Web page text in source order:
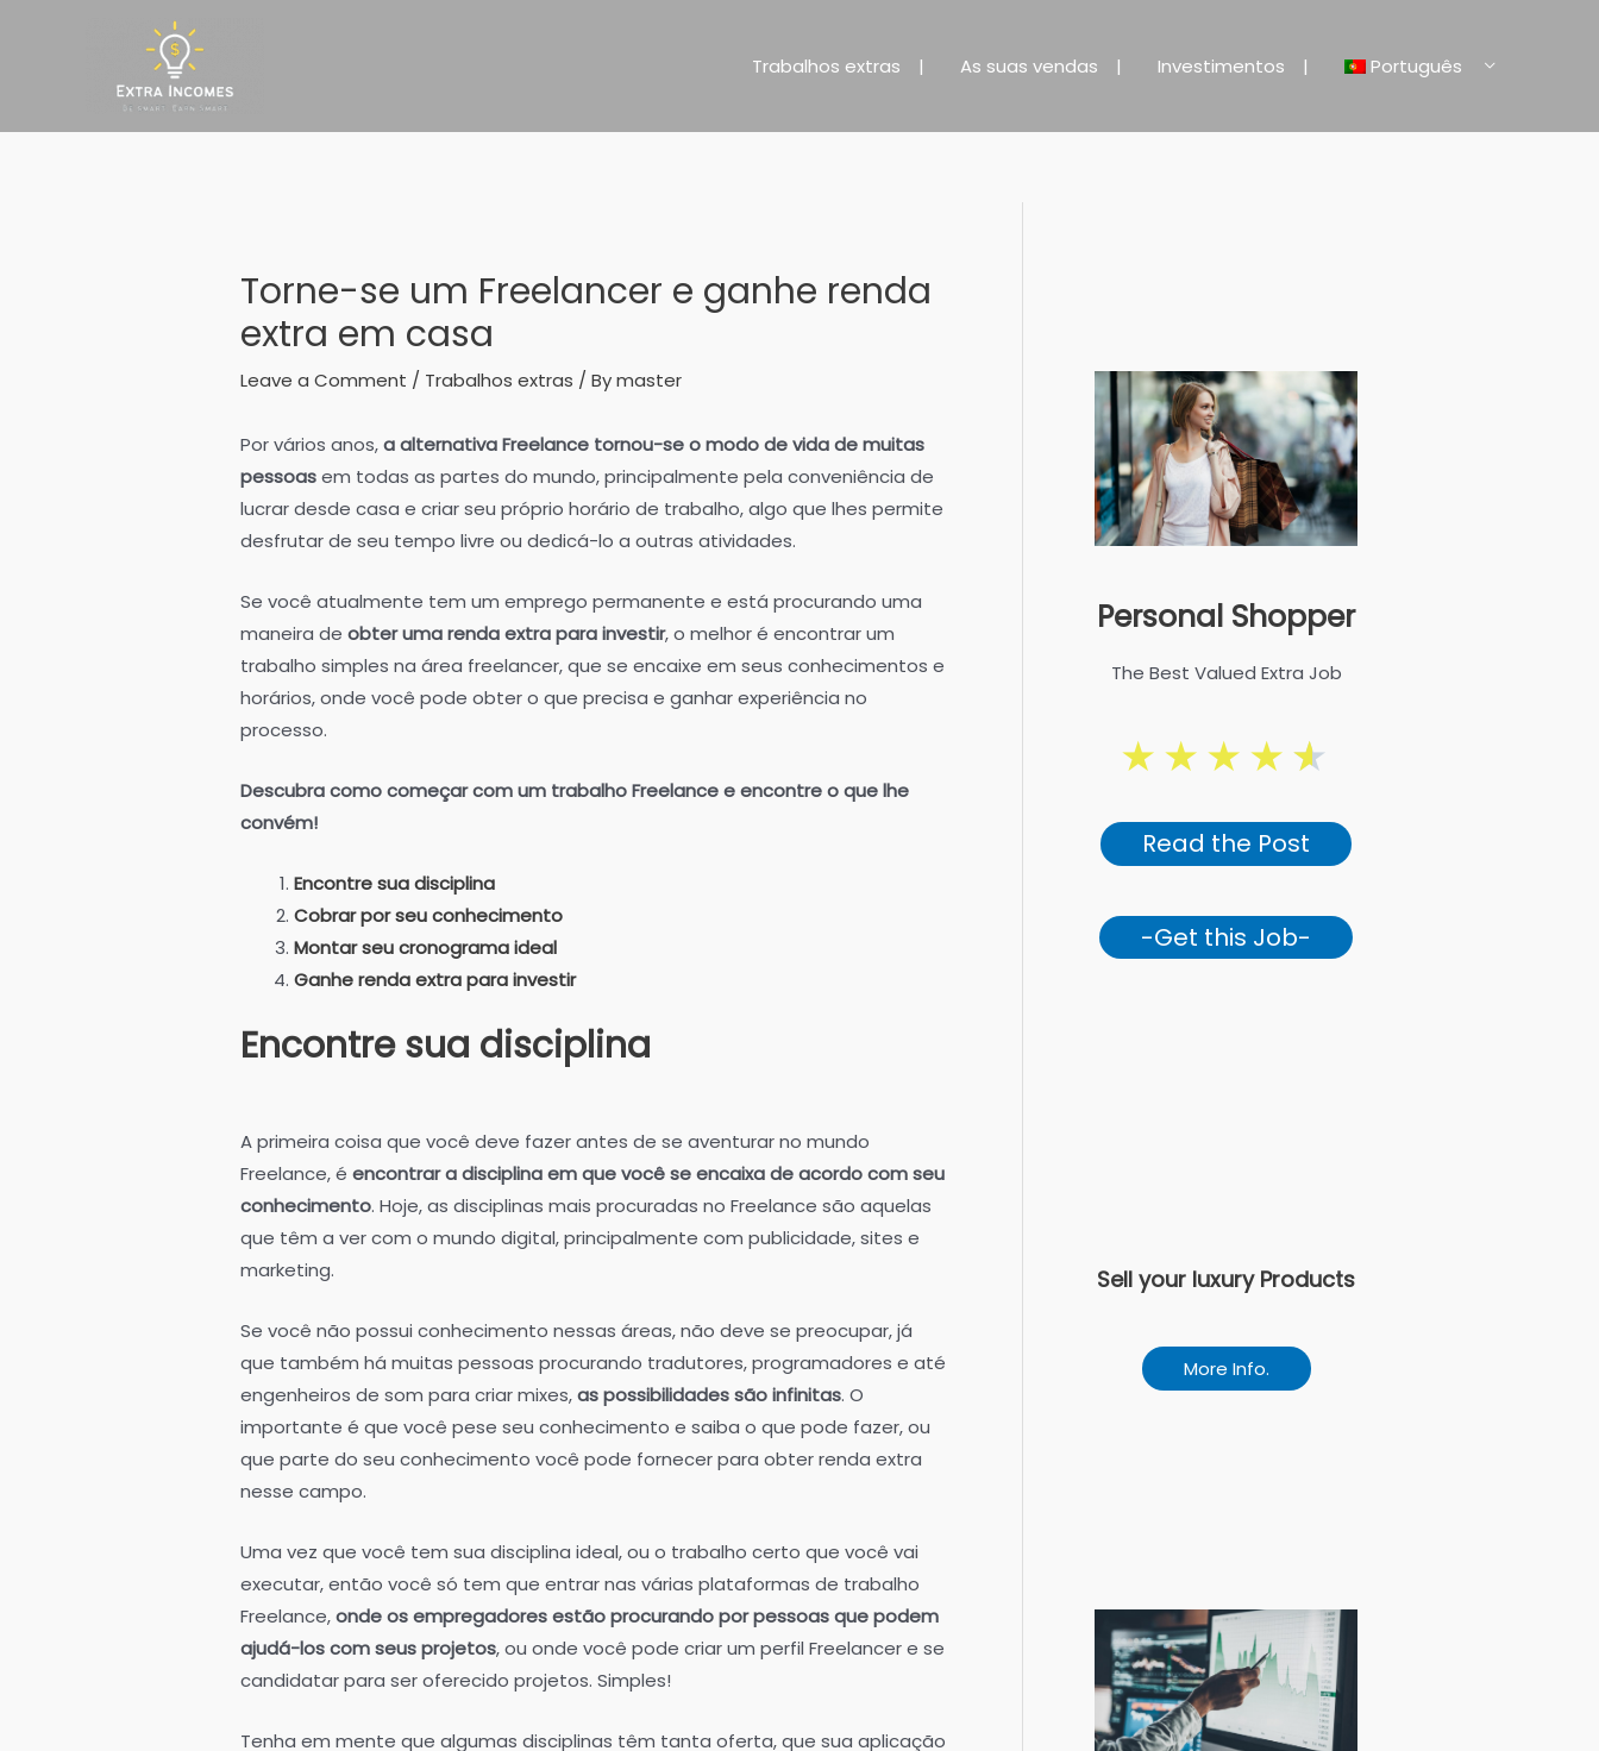
Trabalhos extras As suas vendas Investimentos Português
Torne-se um Freelancer e ganhe renda
extra em casa
Leave a Comment / Trabalhos extras / Bymaster
Por vários anos,a alternativa Freelance tornou-se o modo de vida de muitas
pessoasem todas as partes do mundo, principalmente pela conveniência de
lucrar desde casa e criar seu próprio horário de trabalho, algo que lhes permite
desfrutar de seu tempo livre ou dedicá-lo a outras atividades.
Se você atualmente tem um emprego permanente e está procurando uma
maneira de obter uma renda extra para investir, o melhor é encontrar um
trabalho simples na área freelancer, que se encaixe em seus conhecimentos e
horários, onde você pode obter o que precisa e ganhar experiência no
processo.
Descubra como começar com um trabalho Freelance e encontre o que lhe
convém!
Encontre sua disciplina
Cobrar por seu conhecimento
Montar seu cronograma ideal
Ganhe renda extra para investir
Encontre sua disciplina
A primeira coisa que você deve fazer antes de se aventurar no mundo
Freelance, é encontrar a disciplina em que você se encaixa de acordo com seu
conhecimento. Hoje, as disciplinas mais procuradas no Freelance são aquelas
que têm a ver com o mundo digital, principalmente com publicidade, sites e
marketing.
Se você não possui conhecimento nessas áreas, não deve se preocupar, já
que também há muitas pessoas procurando tradutores, programadores e até
engenheiros de som para criar mixes,as possibilidades são infinitas. O
importante é que você pese seu conhecimento e saiba o que pode fazer, ou
que parte do seu conhecimento você pode fornecer para obter renda extra
nesse campo.
Uma vez que você tem sua disciplina ideal, ou o trabalho certo que você vai
executar, então você só tem que entrar nas várias plataformas de trabalho
Freelance,onde os empregadores estão procurando por pessoas que podem
ajudá-los com seus projetos, ou onde você pode criar um perfil Freelancer e se
candidatar para ser oferecido projetos. Simples!
Tenha em mente que algumas disciplinas têm tanta oferta, que sua aplicação
Personal Shopper
The Best Valued Extra Job
★★★★★
Read the Post
-Get this Job-
Sell your luxury Products
More Info.